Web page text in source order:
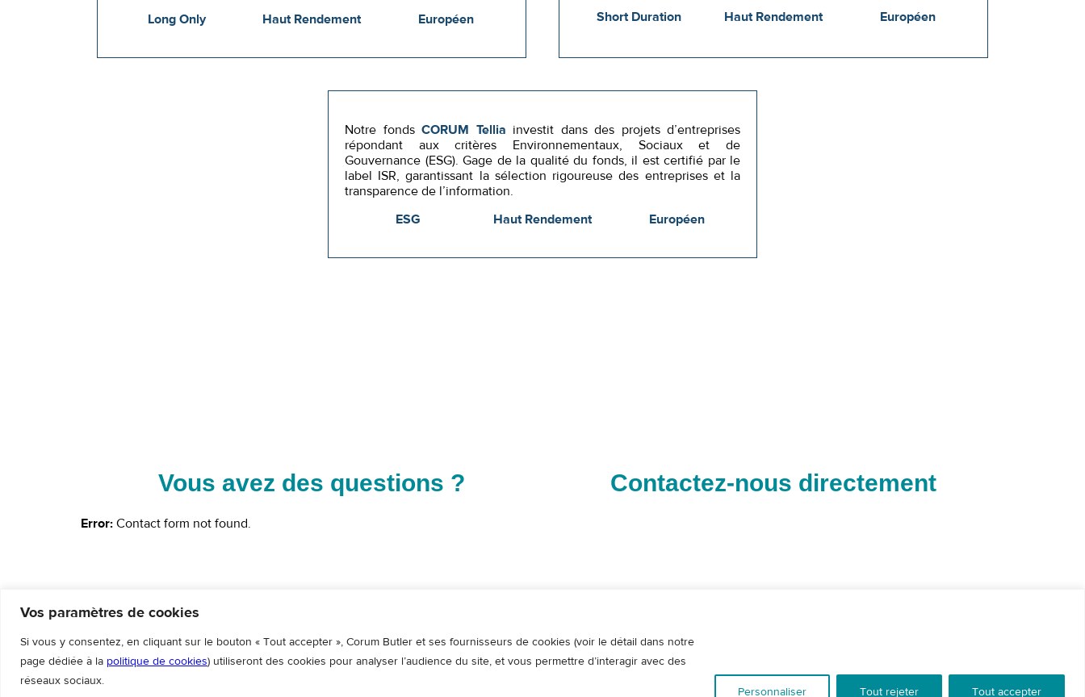
Vos paramètres de cookies
Si vous y consentez, en cliquant sur le bouton « Tout accepter », Corum Butler et ses fournisseurs de cookies (voir le détail dans notre
page dédiée à la politique de cookies) utiliseront des cookies pour analyser l’audience du site, et vous permettre d’interagir avec des
réseaux sociaux.
Personnaliser
Tout rejeter Tout accepter
Long Only Haut Rendement Européen Short Duration Haut Rendement Européen
Notre fonds CORUM Tellia investit dans des projets d’entreprises
répondant aux critères Environnementaux, Sociaux et de
Gouvernance (ESG). Gage de la qualité du fonds, il est certifié par le
label ISR, garantissant la sélection rigoureuse des entreprises et la
transparence de l’information.
ESG Haut Rendement Européen
Vous avez des questions ?
Error: Contact form not found.
Contactez-nous directement